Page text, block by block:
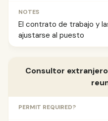
El contrato de trabajo y
ajustarse al puesto
Consultor